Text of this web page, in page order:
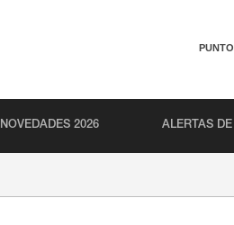
NOVEDADES 2026 ALERTAS